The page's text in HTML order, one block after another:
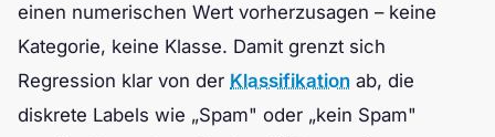
einen numerischen Wert vorherzusagen – keine
Kategorie, keine Klasse. Damit grenzt sich
Regression klar von der Klassifikation ab, die
diskrete Labels wie „Spam" oder „kein Spam"